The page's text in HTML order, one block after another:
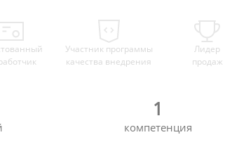
Участник программы
качества внедрения
Лидер
продаж
1
компетенция